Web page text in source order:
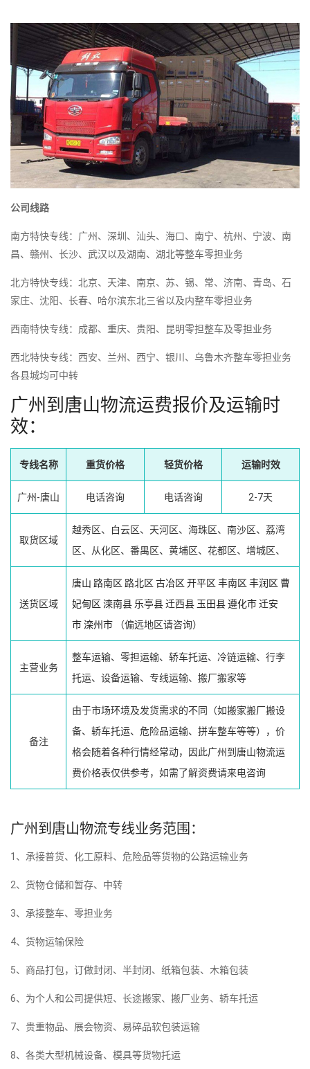
公司线路
南方特快专线：广州、深圳、汕头、海口、南宁、杭州、宁波、南
昌、赣州、长沙、武汉以及湖南、湖北等整车零担业务
北方特快专线：北京、天津、南京、苏、锡、常、济南、青岛、石
家庄、沈阳、长春、哈尔滨东北三省以及内整车零担业务
西南特快专线：成都、重庆、贵阳、昆明零担整车及零担业务
西北特快专线：西安、兰州、西宁、银川、乌鲁木齐整车零担业务
各县城均可中转
广州到唐山物流运费报价及运输时
效：
专线名称 重货价格 轻货价格 运输时效
广州-唐山 电话咨询 电话咨询 2-7天
取货区域
越秀区、白云区、天河区、海珠区、南沙区、荔湾
区、从化区、番禺区、黄埔区、花都区、增城区、
送货区域
唐山 路南区 路北区 古冶区 开平区 丰南区 丰润区 曹
妃甸区 滦南县 乐亭县迁西县 玉田县遵化市迁安
市 滦州市 （偏远地区请咨询）
主营业务
整车运输、零担运输、轿车托运、冷链运输、行李
托运、设备运输、专线运输、搬厂搬家等
备注
由于市场环境及发货需求的不同（如搬家搬厂搬设
备、轿车托运、危险品运输、拼车整车等等），价
格会随着各种行情经常动，因此广州到唐山物流运
费价格表仅供参考，如需了解资费请来电咨询
广州到唐山物流专线业务范围：
1、承接普货、化工原料、危险品等货物的公路运输业务
2、货物仓储和暂存、中转
3、承接整车、零担业务
4、货物运输保险
5、商品打包，订做封闭、半封闭、纸箱包装、木箱包装
6、为个人和公司提供短、长途搬家、搬厂业务、轿车托运
7、贵重物品、展会物资、易碎品软包装运输
8、各类大型机械设备、模具等货物托运